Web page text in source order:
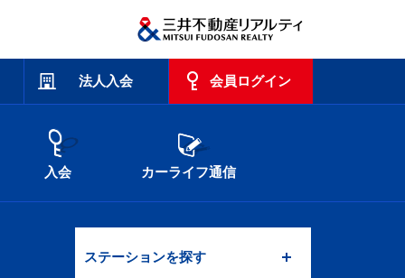
法人入会 会員ログイン
入会 カーライフ通信
ステーションを探す